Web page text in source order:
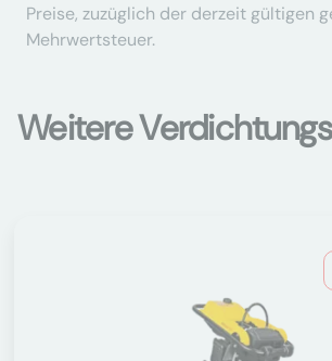
Preise, zuzüglich der derzeit gültigen
Mehrwertsteuer.
Weitere